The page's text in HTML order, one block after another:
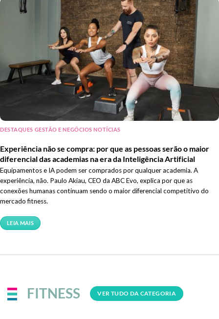
DESTAQUES GESTÃO E NEGÓCIOS NOTÍCIAS
Experiência não se compra: por que as pessoas serão o maior
diferencial das academias na era da Inteligência Artificial
Equipamentos e IA podem ser comprados por qualquer academia. A
experiência, não. Paulo Akiau, CEO da ABC Evo, explica por que as
conexões humanas continuam sendo o maior diferencial competitivo do
mercado fitness.
LEIA MAIS
FITNESS VER TUDO DA CATEGORIA